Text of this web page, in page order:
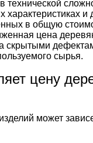
технической
характеристиках и
в общую
цена
скрытыми
сырья.
цену
может